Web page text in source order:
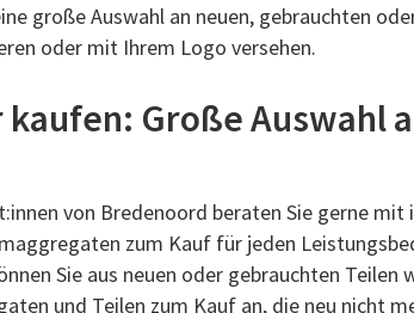
große Auswahl an neuen, gebrauchten
oder mit Ihrem Logo versehen.
Große Auswahl
von Bredenoord beraten Sie gerne
zum Kauf für jeden
Sie aus neuen oder gebrauchten
und Teilen zum Kauf an, die neu nicht